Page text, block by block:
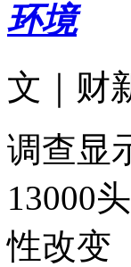
环境
文｜财
调查显
13000
性改变